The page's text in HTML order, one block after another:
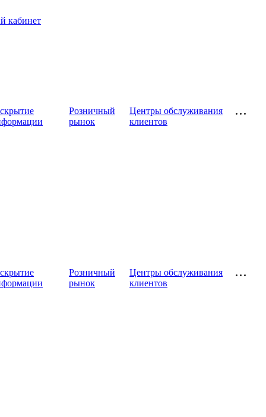
кабинет
Розничный
рынок
Центры обслуживания
клиентов
Розничный
рынок
Центры обслуживания
клиентов